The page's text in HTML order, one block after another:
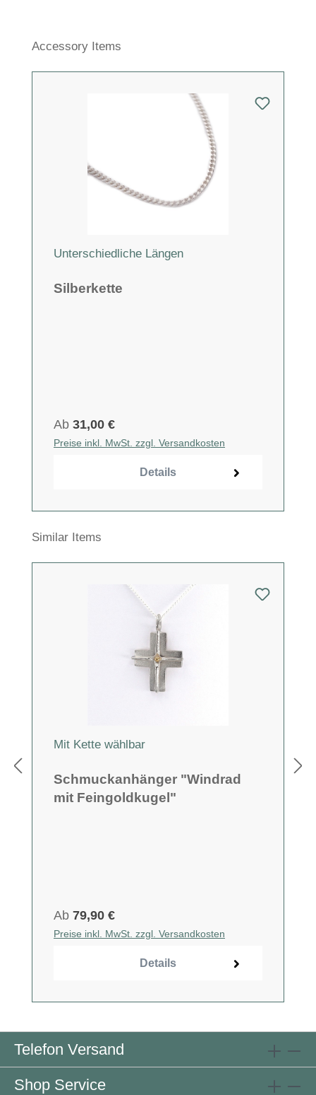
Produktgalerie überspringen
Accessory Items
Unterschiedliche Längen
Silberkette
Ab 31,00 €
Preise inkl. MwSt. zzgl. Versandkosten
Details
Produktgalerie überspringen
Similar Items
Mit Kette wählbar
Schmuckanhänger "Windrad
mit Feingoldkugel"
Ab 79,90 €
Preise inkl. MwSt. zzgl. Versandkosten
Details
Telefon Versand
Shop Service